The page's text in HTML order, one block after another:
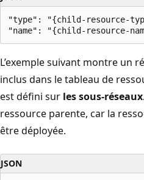
"type": "{child-resource-
L’exemple suivant montre un
inclus dans le tableau de
est défini sur les sous-réseaux
ressource parente, car la
être déployée.
JSON